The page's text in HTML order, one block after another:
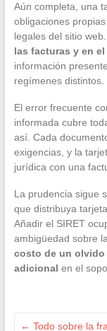
Aún completa, una
obligaciones
legales del sitio web.
las facturas y en
información
regímenes distintos.
El error frecuente
informada cubre
así. Cada
exigencias, y la
jurídica con una
La prudencia sigue
que distribuya
Añadir el SIRET
ambigüedad sobre
costo de un olvido
adicional en el
← Todo sobre la